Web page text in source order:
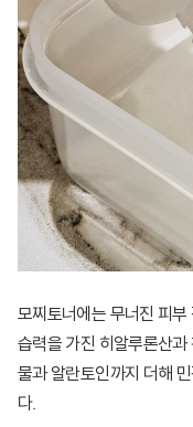
모찌토너에는 무너진 피부
습력을 가진 히알루론산
물과 알란토인까지 더해
다.